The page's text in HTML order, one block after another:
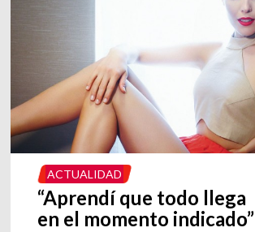
ACTUALIDAD
“Aprendí que todo llega
en el momento indicado”